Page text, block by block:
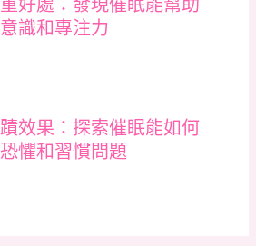
識和專注力
效果：探索催眠能如何
懼和習慣問題